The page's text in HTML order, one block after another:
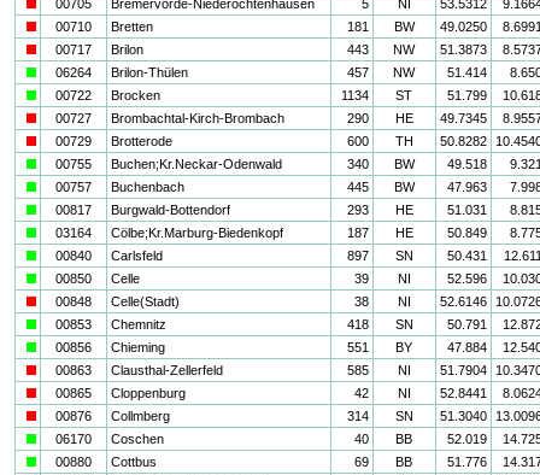
00705 Bremervörde-Niederochtenhausen 5 NI 53.5312
00710 Bretten 181 BW 49.0250
00717 Brilon 443 NW 51.3873
06264 Brilon-Thülen 457 NW 51.414
00722 Brocken 1134 ST 51.799
00727 Brombachtal-Kirch-Brombach 290 HE 49.7345
00729 Brotterode 600 TH 50.8282
00755 Buchen;Kr.Neckar-Odenwald 340 BW 49.518
00757 Buchenbach 445 BW 47.963
00817 Burgwald-Bottendorf 293 HE 51.031
03164 Cölbe;Kr.Marburg-Biedenkopf 187 HE 50.849
00840 Carlsfeld 897 SN 50.431
00850 Celle 39 NI 52.596
00848 Celle(Stadt) 38 NI 52.6146
00853 Chemnitz 418 SN 50.791
00856 Chieming 551 BY 47.884
00863 Clausthal-Zellerfeld 585 NI 51.7904
00865 Cloppenburg 42 NI 52.8441
00876 Collmberg 314 SN 51.3040
06170 Coschen 40 BB 52.019
00880 Cottbus 69 BB 51.776